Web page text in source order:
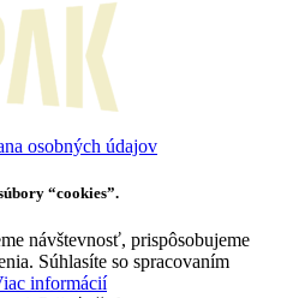
osobných údajov
“cookies”.
návštevnosť, prispôsobujeme
Súhlasíte so spracovaním
informácií